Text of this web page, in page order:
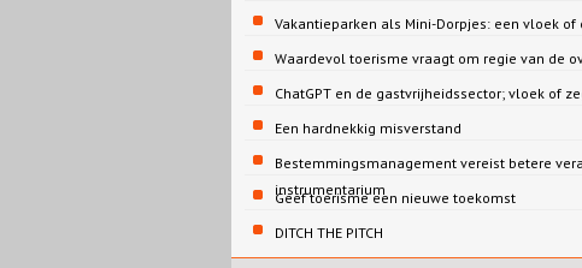
Vakantieparken als Mini-Dorpjes: een vloek of
Waardevol toerisme vraagt om regie van de
ChatGPT en de gastvrijheidssector; vloek of
Een hardnekkig misverstand
Bestemmingsmanagement vereist betere
instrumentarium
Geef toerisme een nieuwe toekomst
DITCH THE PITCH